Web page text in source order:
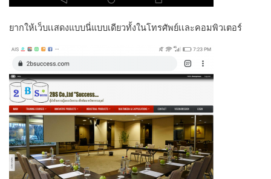
ยากให้เว็บเเสดงแบบนี่แบบเดียวทั้งในโทรศัพย์เเละคอมพิวเตอร์